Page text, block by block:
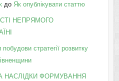
до Як опублікувати статтю
НЕПРЯМОГО
стратегії розвитку
НАСЛІДКИ ФОРМУВАННЯ